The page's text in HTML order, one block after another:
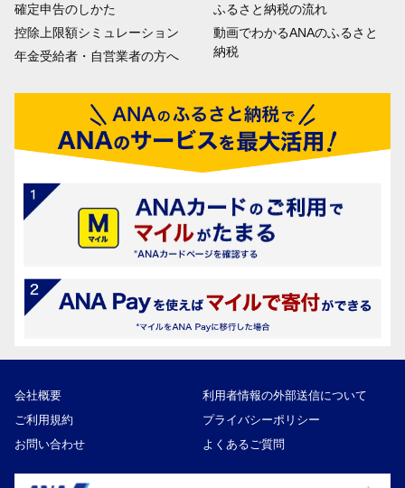
確定申告のしかた
控除上限額シミュレーション
年金受給者・自営業者の方へ
ふるさと納税の流れ
動画でわかるANAのふるさと
納税
会社概要
利用者情報の外部送信について
ご利用規約
プライバシーポリシー
お問い合わせ
よくあるご質問